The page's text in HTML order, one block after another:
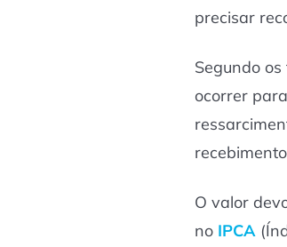
precisar
Segundo
ocorrer
O valor
no IPCA